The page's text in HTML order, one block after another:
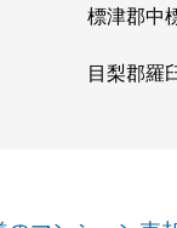
標津郡中
目梨郡羅